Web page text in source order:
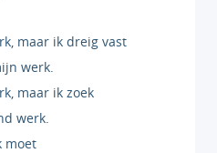
maar ik dreig vast
werk.
maar ik zoek
werk.
moet